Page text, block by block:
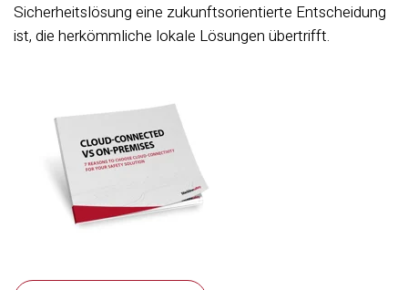
Sicherheitslösung eine zukunftsorientierte Entscheidung
ist, die herkömmliche lokale Lösungen übertrifft.